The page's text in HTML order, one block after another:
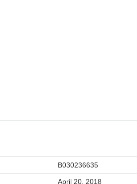
B030236635
April 20, 2018